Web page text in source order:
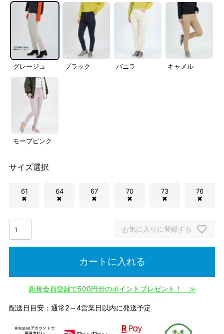
グレージュ ブラック バニラ キャメル
モーブピンク
サイズ選択
61
✖
64
✖
67
✖
70
✖
73
✖
76
✖
お気に入りに登録する
カートに入れる
新規会員登録で500円分のポイントプレゼント！ ≫
配送日目安：通常2～4営業日以内に発送予定